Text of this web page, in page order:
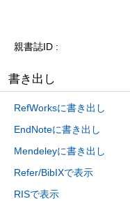
親書誌ID
書き出し
RefWorksに書き出し
EndNoteに書き出し
Mendeleyに書き出し
Refer/BibIXで表示
RISで表示